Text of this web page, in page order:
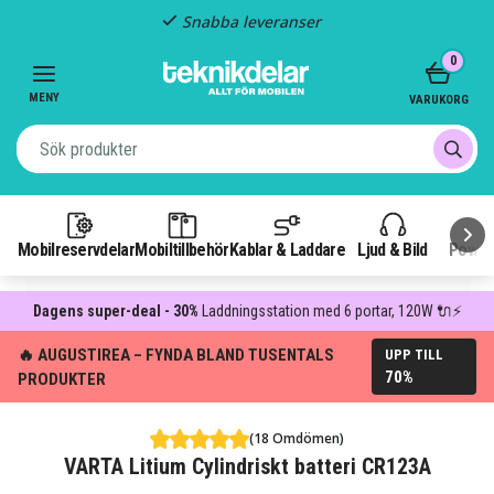
Snabba leveranser
MENY
MobilreservdelarMobiltillbehör Kablar & Laddare Ljud & Bild
0
VARUKORG
Dagens super-deal - 30% Laddningsstation med 6 portar, 120W 🔌⚡
🔥 AUGUSTIREA – FYNDA BLAND TUSENTALS
PRODUKTER
UPP TILL
70%
(18 Omdömen)
VARTA Litium Cylindriskt batteri CR123A